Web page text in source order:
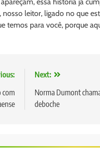
leitor, ligado no que
temos para você, porque
com
Next:
Norma Dumont
deboche